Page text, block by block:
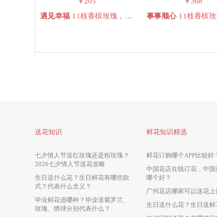
遇见幸福 11枝香槟玫瑰，3枝多头泡泡（橙芭比），3枝向日葵，3枝多头白桔梗，2枝多头绿桔梗或香槟桔梗，洋甘菊，尤加利
事事顺心 11枝香槟玫瑰，3枝多头泡泡（橙芭比），橙色玫瑰6支，紫罗兰2支，白色橘梗3枝（喷蓝色），向日葵2枝，蓝
送花知识
七夕情人节送红玫瑰还是粉玫瑰？
2026七夕情人节送花攻略
生日送什么花？生日鲜花有哪些款
式？代表什么含义？
毕业鲜花选哪种？毕业送紫罗兰、
玫瑰、绣球分别代表什么？
鲜花知识精选
鲜花订购哪个APP比较好
中国花店在线订花，中
哪个好？
广州花店哪家可以送花上
生日送什么花？生日送